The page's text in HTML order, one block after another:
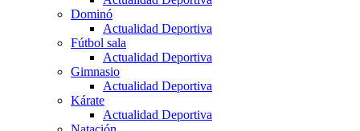
Dominó
Actualidad Deportiva
Fútbol sala
Actualidad Deportiva
Gimnasio
Actualidad Deportiva
Kárate
Actualidad Deportiva